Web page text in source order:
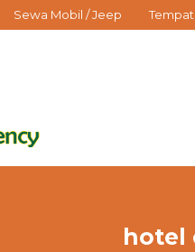
Sewa Mobil / Jeep
hotel